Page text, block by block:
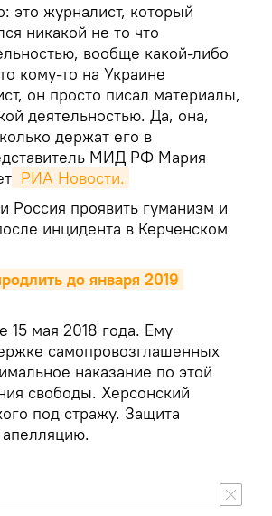
журналист, который
никакой не то что
вообще какой-либо
кому-то на Украине
он просто писал материалы,
деятельностью. Да, она,
держат его в
МИД РФ Мария
РИА Новости.
Россия проявить гуманизм и
инцидента в Керченском
до января 2019
15 мая 2018 года. Ему
самопровозглашенных
наказание по этой
свободы. Херсонский
под стражу. Защита
апелляцию.